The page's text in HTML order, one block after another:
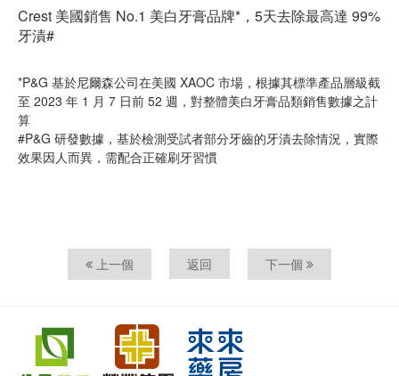
Crest 美國銷售 No.1 美白牙膏品牌*，5天去除最高達 99%
牙漬#
*P&G 基於尼爾森公司在美國 XAOC 市場，根據其標準產品層級截
至 2023 年 1 月 7 日前 52 週，對整體美白牙膏品類銷售數據之計
算
#P&G 研發數據，基於檢測受試者部分牙齒的牙漬去除情況，實際
效果因人而異，需配合正確刷牙習慣
上一個 返回 下一個